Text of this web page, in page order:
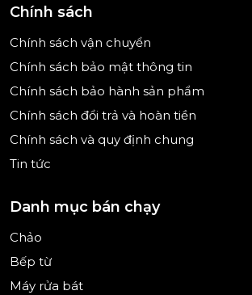
lòng người dùng bằng thiết kế công
chuẩn châu Âu. Phần vỏ máy nhẹ,
trong lòng bàn tay. Lớp phủ mềm
chắn, hạn chế trơn trượt khi tay ướt
với dầu mỡ.
bắn thực phẩm ra ngoài khi xay. Đây
không gian bếp và tiết kiệm thời
khi chế biến.
Chính sách
Chính sách vận chuyển
Chính sách bảo mật thông tin
Chính sách bảo hành sản phẩm
Chính sách đổi trả và hoàn tiền
Chính sách và quy định chung
Tin tức
Danh mục bán chạy
Chảo
Bếp từ
Máy rửa bát